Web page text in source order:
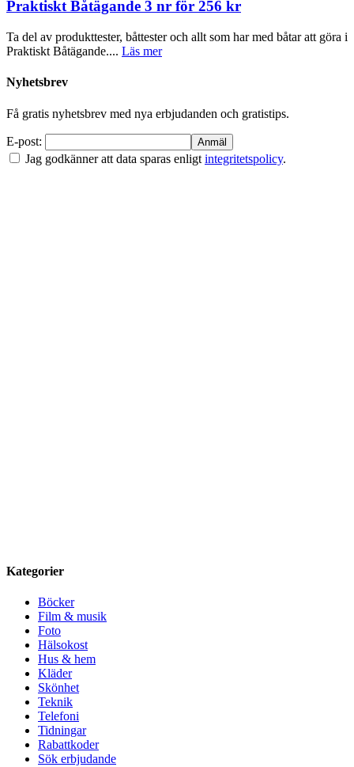
Praktiskt Båtägande 3 nr för 256 kr
Ta del av produkttester, båttester och allt som har med båtar att göra i
Praktiskt Båtägande.... Läs mer
Nyhetsbrev
Få gratis nyhetsbrev med nya erbjudanden och gratistips.
E-post:
Jag godkänner att data sparas enligt integritetspolicy.
Kategorier
Böcker
Film & musik
Foto
Hälsokost
Hus & hem
Kläder
Skönhet
Teknik
Telefoni
Tidningar
Rabattkoder
Sök erbjudande